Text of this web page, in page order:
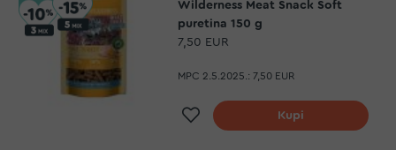
Wilderness Meat Snack Soft
puretina 150 g
7,50 EUR
MPC 2.5.2025.: 7,50 EUR
Dodaj na listu želja
Kupi